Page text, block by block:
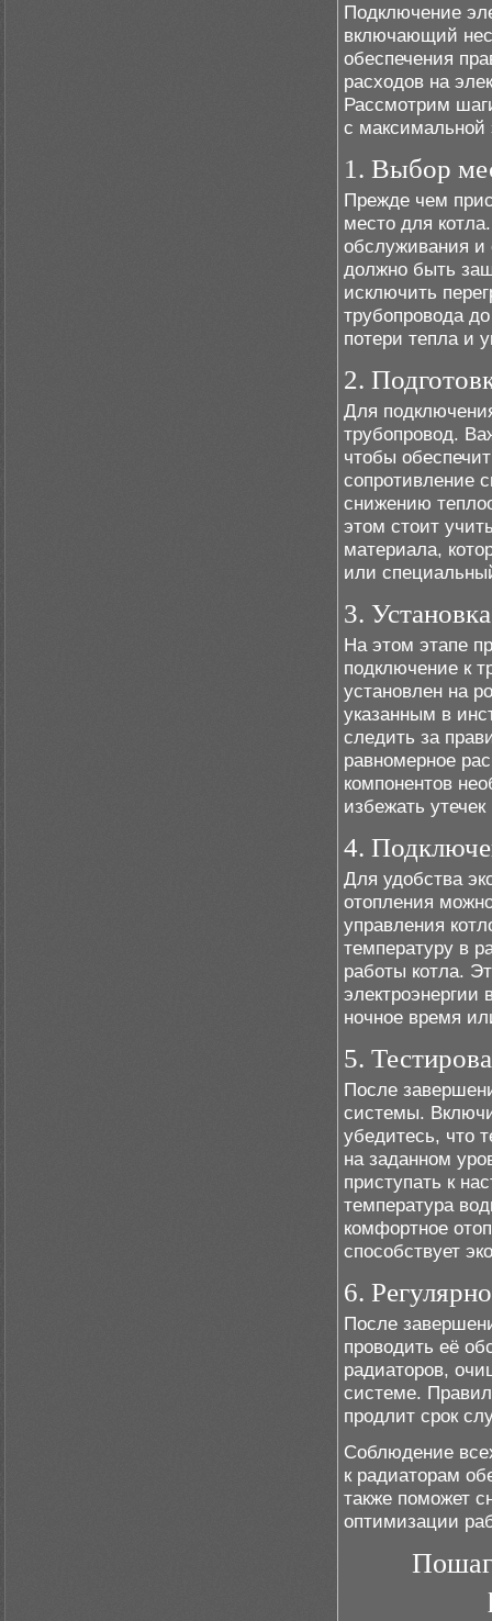
Подключение
включающий
обеспечения
расходов на
Рассмотрим
с максимальной
1. Выбор
Прежде чем
место для
обслуживания и
должно быть
исключить
трубопровода
потери тепла и
2.
Для
трубопровод.
чтобы
сопротивление
снижению
этом стоит
материала,
или
3.
На этом этапе
подключение к
установлен на
указанным в
следить за
равномерное
компонентов
избежать
4.
Для удобства
отопления
управления
температуру в
работы котла.
электроэнергии
ночное время
5.
После
системы.
убедитесь, что
на заданном
приступать к
температура
комфортное
способствует
6.
После
проводить её
радиаторов,
системе.
продлит срок
Соблюдение
к радиаторам
также поможет
оптимизации